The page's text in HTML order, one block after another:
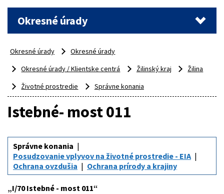
Okresné úrady
Okresné úrady
Okresné úrady
Okresné úrady / Klientske centrá
Žilinský kraj
Žilina
Životné prostredie
Správne konania
Istebné- most 011
Správne konania
Posudzovanie vplyvov na životné prostredie - EIA
Ochrana ovzdušia
Ochrana prírody a krajiny
„I/70 Istebné - most 011“